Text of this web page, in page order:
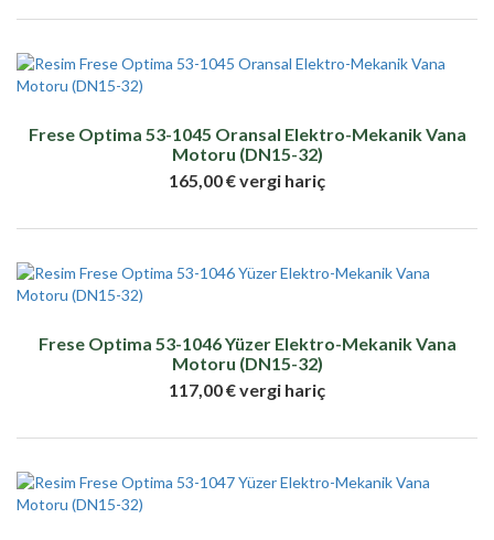
Frese Optima 53-1045 Oransal Elektro-Mekanik Vana
Motoru (DN15-32)
165,00 € vergi hariç
Frese Optima 53-1046 Yüzer Elektro-Mekanik Vana
Motoru (DN15-32)
117,00 € vergi hariç